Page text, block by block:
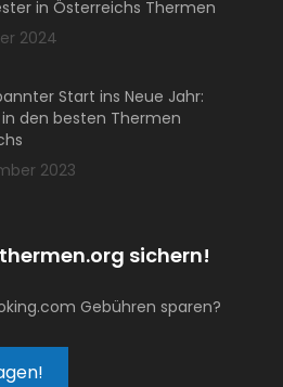
in Österreichs Thermen
2024
Start ins Neue Jahr:
den besten Thermen
2023
sichern!
Gebühren sparen?